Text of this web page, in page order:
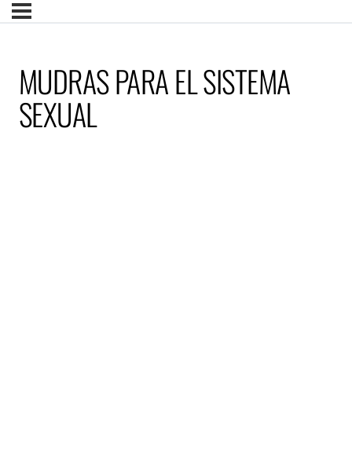
MUDRAS PARA EL SISTEMA
SEXUAL